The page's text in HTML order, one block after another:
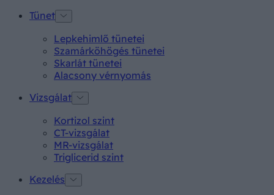
Tünet
Lepkehimlő tünetei
Szamárköhögés tünetei
Skarlát tünetei
Alacsony vérnyomás
Vizsgálat
Kortizol szint
CT-vizsgálat
MR-vizsgálat
Triglicerid szint
Kezelés